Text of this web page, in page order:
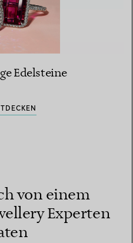
Edelsteine
von einem
Experten